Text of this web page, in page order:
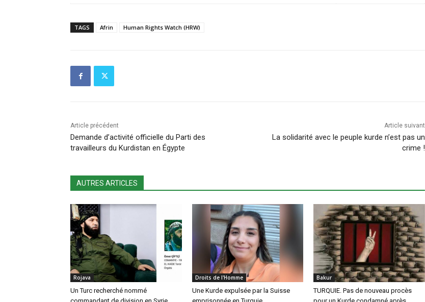
TAGS Afrin Human Rights Watch (HRW)
Article précédent
Demande d’activité officielle du Parti des
travailleurs du Kurdistan en Égypte
Article suivant
La solidarité avec le peuple kurde n’est pas un
crime !
AUTRES ARTICLES
Rojava
Un Turc recherché nommé
Droits de l'Homme
Une Kurde expulsée par la Suisse
Bakur
TURQUIE. Pas de nouveau procès